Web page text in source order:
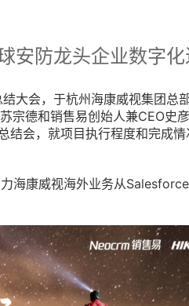
安防龙头企业数字化
大会，于杭州海康威视集团总
宗德和销售易创始人兼CEO史
结会，就项目执行程度和完成
海康威视海外业务从